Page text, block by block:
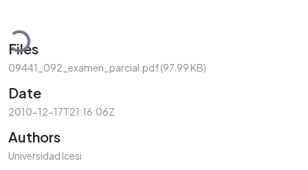
Files
09441_092_examen_parcial.pdf(97.99 KB)
Date
2010-12-17T21:16:06Z
Authors
Universidad Icesi